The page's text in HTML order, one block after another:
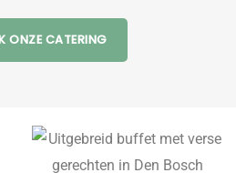
ONZE CATERING